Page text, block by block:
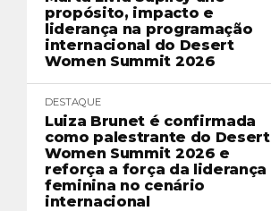
propósito, impacto e
liderança na programação
internacional do Desert
Women Summit 2026
DESTAQUE
Luiza Brunet é confirmada
como palestrante do Desert
Women Summit 2026 e
reforça a força da liderança
feminina no cenário
internacional